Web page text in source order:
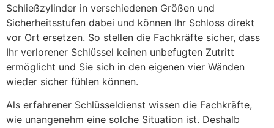
Schließzylinder in verschiedenen Größen und
Sicherheitsstufen dabei und können Ihr Schloss direkt
vor Ort ersetzen. So stellen die Fachkräfte sicher, dass
Ihr verlorener Schlüssel keinen unbefugten Zutritt
ermöglicht und Sie sich in den eigenen vier Wänden
wieder sicher fühlen können.
Als erfahrener Schlüsseldienst wissen die Fachkräfte,
wie unangenehm eine solche Situation ist. Deshalb